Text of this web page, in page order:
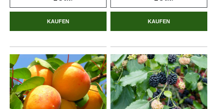
KAUFEN KAUFEN